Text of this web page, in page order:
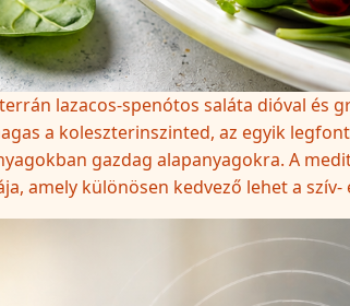
lazacos-spenótos saláta dióval és
a koleszterinszinted, az egyik
gazdag alapanyagokra. A
amely különösen kedvező lehet a